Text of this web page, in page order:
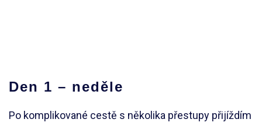
Den 1 – neděle
Po komplikované cestě s několika přestupy přijíždím